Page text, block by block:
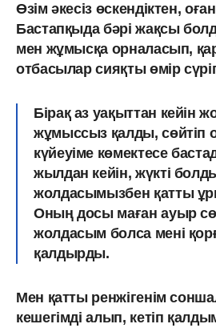
Өзім әкесіз өскендіктен,
Бастапқыда бәрі жақсы
мен жұмысқа орналасып,
отбасылар сияқты өмір
Бірақ аз уақыттан кейін
жұмыссыз қалды, сөйтіп
күйеуіме көмектесе
жылдан кейін, жүкті
жолдасымызбен қатты
Оның досы маған ауыр
жолдасым болса мені
қалдырды.
Мен қатты ренжігенім
кешегімді алып, кетіп